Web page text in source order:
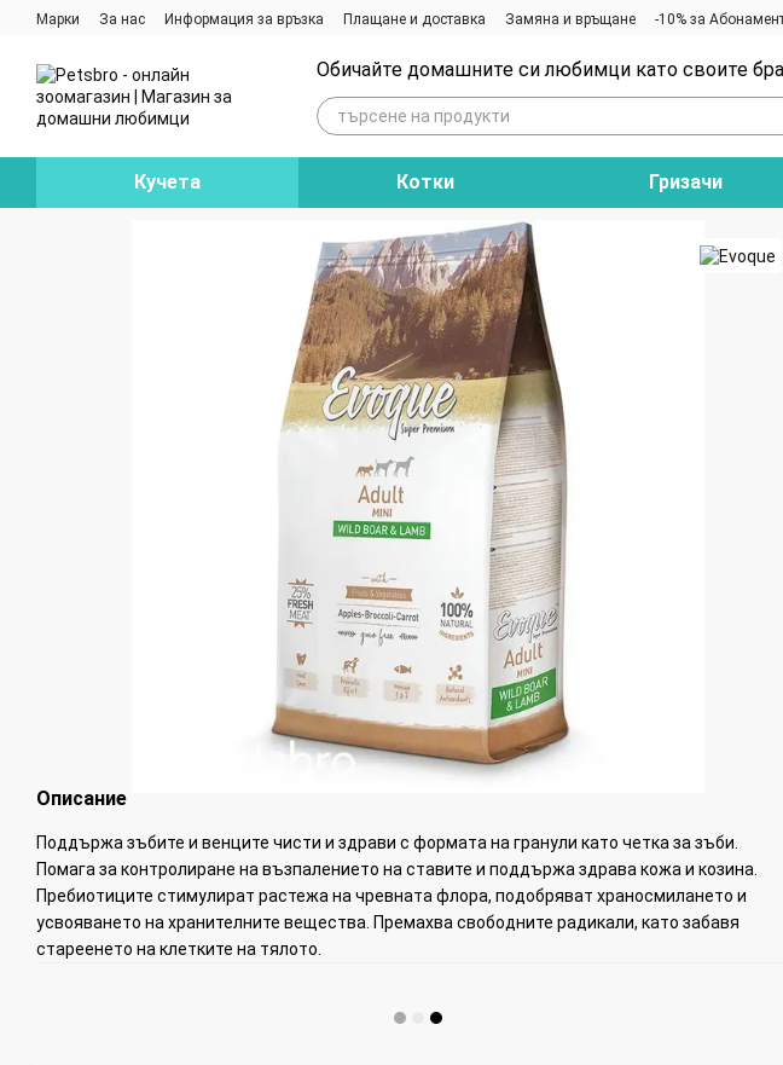
Премини към основното съдържание
Марки За нас Информация за връзка Плащане и доставка Замяна и връщане -10% за
Обичайте домашните си любимци като своите
Кучета Котки Гризачи
Описание
Поддържа зъбите и венците чисти и здрави с формата на гранули като четка за зъби.
Помага за контролиране на възпалението на ставите и поддържа здрава кожа и козина.
Пребиотиците стимулират растежа на чревната флора, подобряват храносмилането и
усвояването на хранителните вещества. Премахва свободните радикали, като забавя
стареенето на клетките на тялото.